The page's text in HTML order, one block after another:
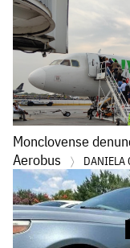
Monclovense
Aerobus
DANIELA